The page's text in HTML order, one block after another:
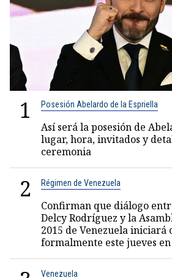
1 Posesión Abelardo de la Espriella
Así será la posesión de
lugar, hora, invitados y
ceremonia
2 Régimen de Venezuela
Confirman que diálogo
Delcy Rodríguez y la
2015 de Venezuela iniciará
formalmente este jueves
Venezuela